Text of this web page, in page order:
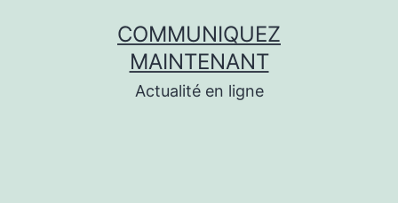
COMMUNIQUEZ
MAINTENANT
Actualité en ligne